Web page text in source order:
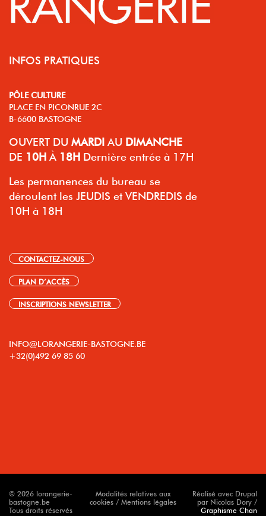
INFOS PRATIQUES
PÔLE CULTURE
PLACE EN PICONRUE 2C
B-6600 BASTOGNE
OUVERT DU MARDI AU DIMANCHE
DE 10H À 18H Dernière entrée à 17H
Les permanences du bureau se
déroulent les JEUDIS et VENDREDIS de
10H à 18H
CONTACTEZ-NOUS
PLAN D’ACCÈS
INSCRIPTIONS NEWSLETTER
INFO@LORANGERIE-BASTOGNE.BE
+32(0)492 69 85 60
© 2026 lorangerie-
bastogne.be
Tous droits réservés
Modalités relatives aux
cookies / Mentions légales
Réalisé avec Drupal
par Nicolas Dory /
Graphisme Chan